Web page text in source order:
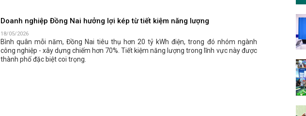
Doanh nghiệp Đồng Nai hưởng lợi kép từ tiết kiệm năng lượng
18/05/2026
Bình quân mỗi năm, Đồng Nai tiêu thụ hơn 20 tỷ kWh điện, trong đó nhóm ngành
công nghiệp - xây dựng chiếm hơn 70%. Tiết kiệm năng lượng trong lĩnh vực này được
thành phố đặc biệt coi trọng.